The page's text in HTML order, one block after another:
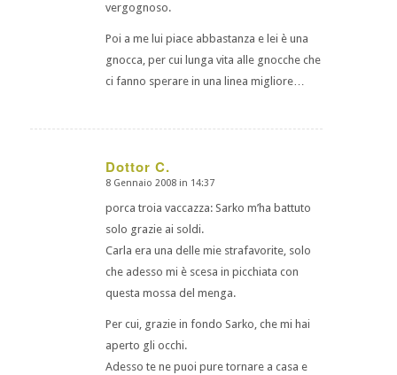
vergognoso.
Poi a me lui piace abbastanza e lei è una
gnocca, per cui lunga vita alle gnocche che
ci fanno sperare in una linea migliore…
Dottor C.
dice:
8 Gennaio 2008 in 14:37
porca troia vaccazza: Sarko m’ha battuto
solo grazie ai soldi.
Carla era una delle mie strafavorite, solo
che adesso mi è scesa in picchiata con
questa mossa del menga.
Per cui, grazie in fondo Sarko, che mi hai
aperto gli occhi.
Adesso te ne puoi pure tornare a casa e